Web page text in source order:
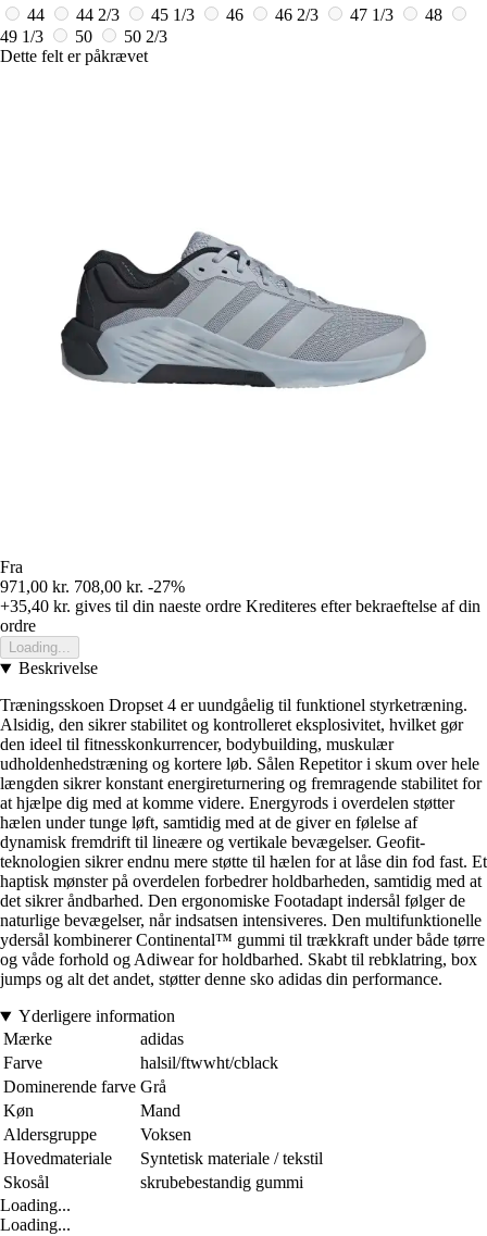
44
44 2/3 45 1/3 46 46 2/3 47 1/3
48
49 1/3
50
50 2/3
Dette felt er påkrævet
Fra
971,00 kr. 708,00 kr. -27%
+35,40 kr. gives til din naeste ordre Krediteres efter bekraeftelse af din
ordre
Loading...
Beskrivelse
Træningsskoen Dropset 4 er uundgåelig til funktionel styrketræning.
Alsidig, den sikrer stabilitet og kontrolleret eksplosivitet, hvilket gør
den ideel til fitnesskonkurrencer, bodybuilding, muskulær
udholdenhedstræning og kortere løb. Sålen Repetitor i skum over hele
længden sikrer konstant energireturnering og fremragende stabilitet for
at hjælpe dig med at komme videre. Energyrods i overdelen støtter
hælen under tunge løft, samtidig med at de giver en følelse af
dynamisk fremdrift til lineære og vertikale bevægelser. Geofit-
teknologien sikrer endnu mere støtte til hælen for at låse din fod fast. Et
haptisk mønster på overdelen forbedrer holdbarheden, samtidig med at
det sikrer åndbarhed. Den ergonomiske Footadapt indersål følger de
naturlige bevægelser, når indsatsen intensiveres. Den multifunktionelle
ydersål kombinerer Continental™ gummi til trækkraft under både tørre
og våde forhold og Adiwear for holdbarhed. Skabt til rebklatring, box
jumps og alt det andet, støtter denne sko adidas din performance.
Yderligere information
Mærke
adidas
Farve
halsil/ftwwht/cblack
Dominerende farve Grå
Køn
Mand
Aldersgruppe
Voksen
Hovedmateriale
Syntetisk materiale / tekstil
Skosål
skrubebestandig gummi
Loading...
Loading...